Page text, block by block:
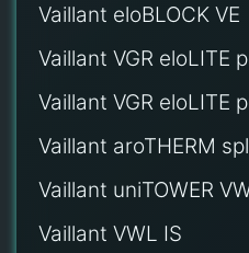
Vaillant eloBLOCK VE
Vaillant VGR eloLITE
Vaillant VGR eloLITE
Vaillant aroTHERM
Vaillant uniTOWER
Vaillant VWL IS